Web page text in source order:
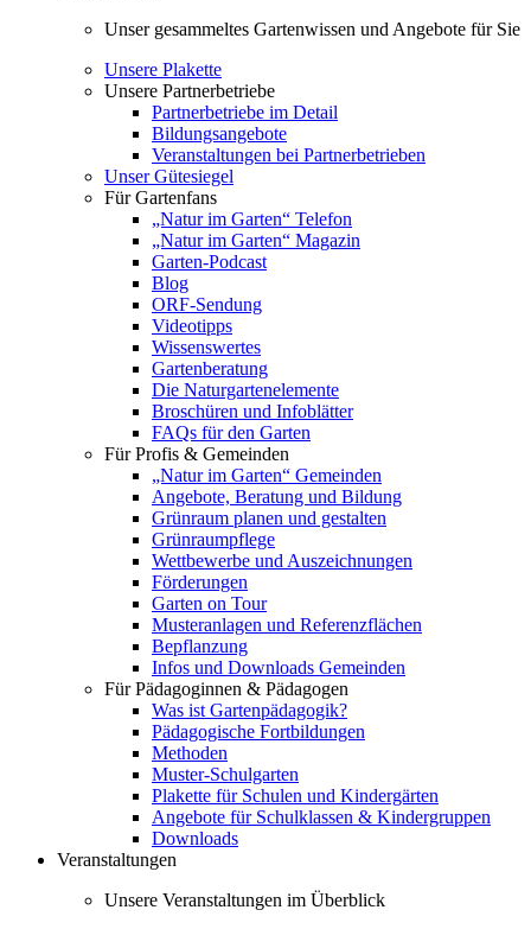
Unser gesammeltes Gartenwissen und Angebote für Sie
Unsere Plakette
Unsere Partnerbetriebe
Partnerbetriebe im Detail
Bildungsangebote
Veranstaltungen bei Partnerbetrieben
Unser Gütesiegel
Für Gartenfans
„Natur im Garten“ Telefon
„Natur im Garten“ Magazin
Garten-Podcast
Blog
ORF-Sendung
Videotipps
Wissenswertes
Gartenberatung
Die Naturgartenelemente
Broschüren und Infoblätter
FAQs für den Garten
Für Profis & Gemeinden
„Natur im Garten“ Gemeinden
Angebote, Beratung und Bildung
Grünraum planen und gestalten
Grünraumpflege
Wettbewerbe und Auszeichnungen
Förderungen
Garten on Tour
Musteranlagen und Referenzflächen
Bepflanzung
Infos und Downloads Gemeinden
Für Pädagoginnen & Pädagogen
Was ist Gartenpädagogik?
Pädagogische Fortbildungen
Methoden
Muster-Schulgarten
Plakette für Schulen und Kindergärten
Angebote für Schulklassen & Kindergruppen
Downloads
Veranstaltungen
Unsere Veranstaltungen im Überblick